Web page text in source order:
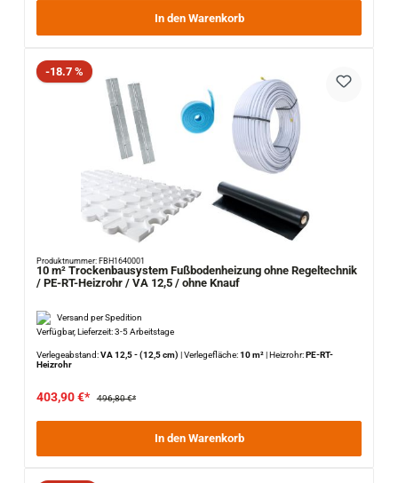
In den Warenkorb
Rabatt
-18.7 %
Produktnummer: FBH1640001
10 m² Trockenbausystem Fußbodenheizung ohne Regeltechnik
/ PE-RT-Heizrohr / VA 12,5 / ohne Knauf
Versand per Spedition
Verfügbar, Lieferzeit: 3-5 Arbeitstage
Verlegeabstand:
VA 12,5 - (12,5 cm) |Verlegefläche:10 m²|Heizrohr:PE-RT-
Heizrohr
403,90 €* 496,80 €*
In den Warenkorb